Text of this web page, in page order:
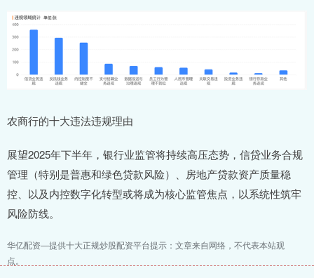
农商行的十大违法违规理由
展望2025年下半年，银行业监管将持续高压态势，信贷业务合规
管理（特别是普惠和绿色贷款风险）、房地产贷款资产质量稳
控、以及内控数字化转型或将成为核心监管焦点，以系统性筑牢
风险防线。
华亿配资—提供十大正规炒股配资平台提示：文章来自网络，不代表本站观
点。